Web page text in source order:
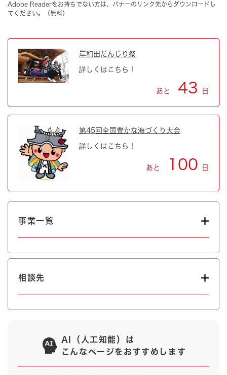
Adobe Readerをお持ちでない方は、バナーのリンク先からダウンロードし
てください。（無料）
岸和田だんじり祭
詳しくはこちら！
あと 43 日
第45回全国豊かな海づくり大会
詳しくはこちら！
あと 100 日
事業一覧
相談先
AI（人工知能）は
こんなページをおすすめします